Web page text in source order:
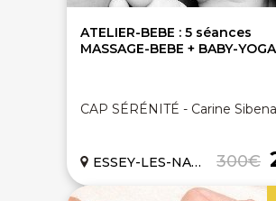
ATELIER-BEBE : 5 séances
MASSAGE-BEBE + BABY-YOGA
CAP SÉRÉNITÉ - Carine
300€
ESSEY-LES-NANCY (54)